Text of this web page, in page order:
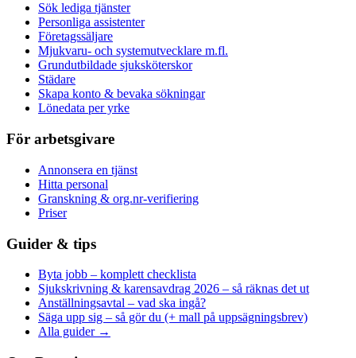
Sök lediga tjänster
Personliga assistenter
Företagssäljare
Mjukvaru- och systemutvecklare m.fl.
Grundutbildade sjuksköterskor
Städare
Skapa konto & bevaka sökningar
Lönedata per yrke
För arbetsgivare
Annonsera en tjänst
Hitta personal
Granskning & org.nr-verifiering
Priser
Guider & tips
Byta jobb – komplett checklista
Sjukskrivning & karensavdrag 2026 – så räknas det ut
Anställningsavtal – vad ska ingå?
Säga upp sig – så gör du (+ mall på uppsägningsbrev)
Alla guider →